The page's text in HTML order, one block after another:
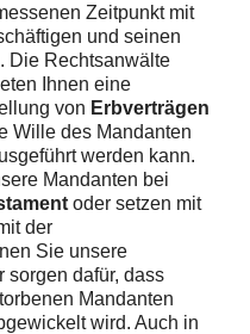
Zeitpunkt mit
und seinen
Die Rechtsanwälte
Ihnen eine
von Erbverträgen
Wille des Mandanten
werden kann.
Mandanten bei
oder setzen mit
der
Sie unsere
sorgen dafür, dass
Mandanten
wird. Auch in